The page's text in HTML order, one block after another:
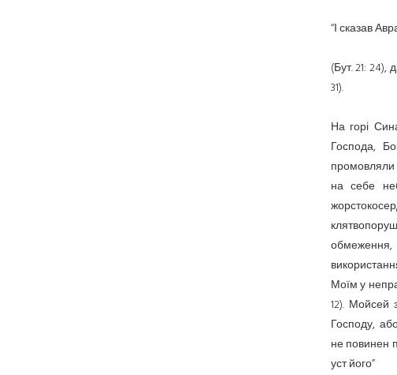
“І сказав
(Бут. 21: 24),
31).
На горі
Господа,
на себе
Моїм у
12). Мойсей
Господу,
не повинен
уст його”